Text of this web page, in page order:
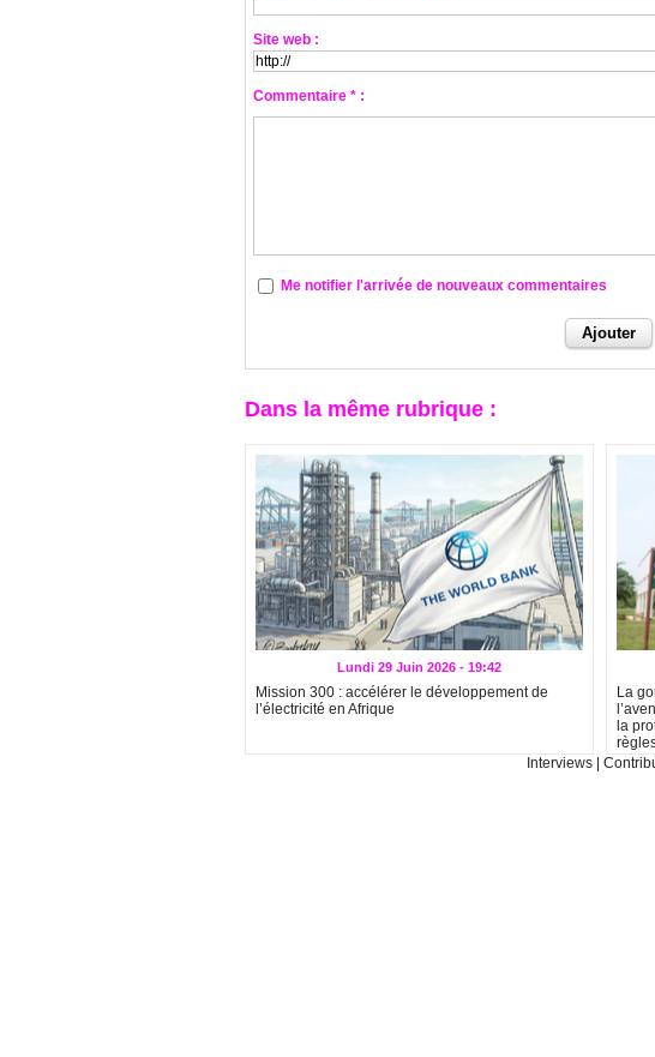
Site web :
Commentaire * :
Me notifier l'arrivée de nouveaux commentaires
Dans la même rubrique :
Lundi 29 Juin 2026 - 19:42
Mission 300 : accélérer le développement de
l’électricité en Afrique
La
la
Interviews